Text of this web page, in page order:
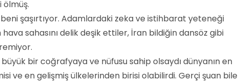
ölmüş.
şaşırtıyor. Adamlardaki zeka ve istihbarat yeteneği
hava sahasını delik deşik ettiler, İran bildiğin dansöz gibi
bir coğrafyaya ve nüfusu sahip olsaydı dünyanın en
ve en gelişmiş ülkelerinden birisi olabilirdi. Gerçi şuan bile